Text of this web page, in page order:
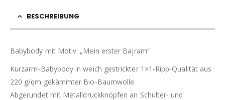
BESCHREIBUNG
Babybody mit Motiv: „Mein erster Bajram“
Kurzarm-Babybody in weich gestrickter 1×1-Ripp-Qualität aus
220 g/qm gekämmter Bio-Baumwolle.
Abgerundet mit Metalldruckknöpfen an Schulter- und